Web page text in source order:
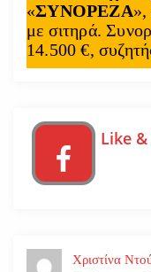
«ΣΥΝΟΡΕΖΑ»,
με σιτηρά.
14.500 €,
Like
Χριστίνα